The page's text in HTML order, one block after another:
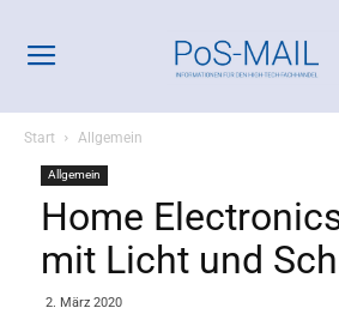
Start Allgemein
Allgemein
Home
mit Licht und
2. März 2020